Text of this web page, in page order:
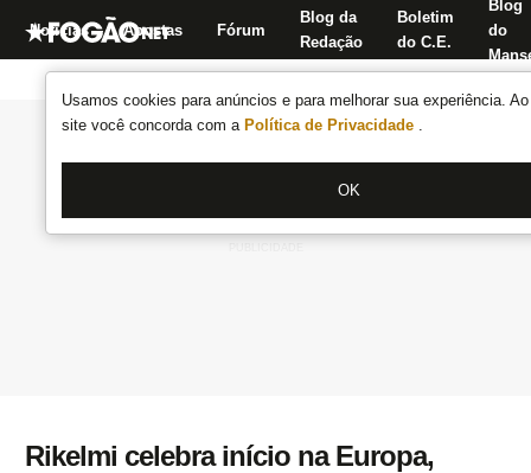
Usamos cookies para anúncios e para melhorar sua experiência.
site você concorda com a Política de Privacidade .
OK
Notícias Apostas Fórum
Blog da
Redação
Boletim
do C.E.
Blog
do
Rikelmi celebra início na Europa,